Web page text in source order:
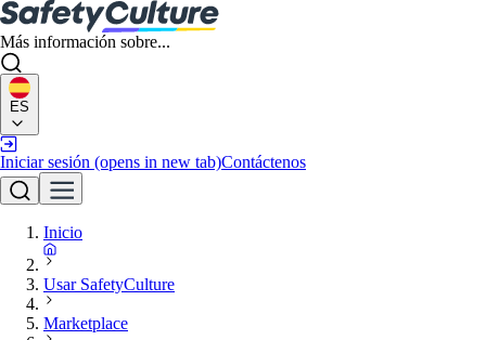
Más información sobre...
ES
Iniciar sesión (opens in new tab)Contáctenos
Inicio
Usar SafetyCulture
Marketplace